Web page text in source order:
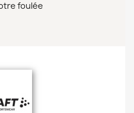
foulée